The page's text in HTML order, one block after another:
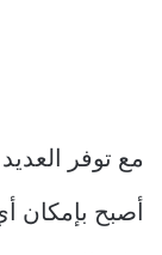
مع توفر
أصبح